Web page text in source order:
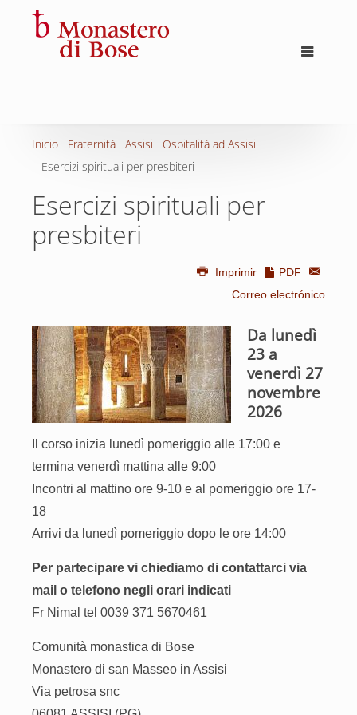
Inicio Fraternità Assisi
Ospitalità ad Assisi
Esercizi spirituali per presbiteri
Esercizi spirituali per
presbiteri
Imprimir
PDF
Correo electrónico
Da lunedì
23 a
venerdì 27
novembre
2026
Il corso inizia lunedì pomeriggio alle 17:00 e
termina venerdì mattina alle 9:00
Incontri al mattino ore 9-10 e al pomeriggio ore 17-
18
Arrivi da lunedì pomeriggio dopo le ore 14:00
Per partecipare vi chiediamo di contattarci via
mail o telefono negli orari indicati
Fr Nimal tel 0039 371 5670461
Comunità monastica di Bose
Monastero di san Masseo in Assisi
Via petrosa snc